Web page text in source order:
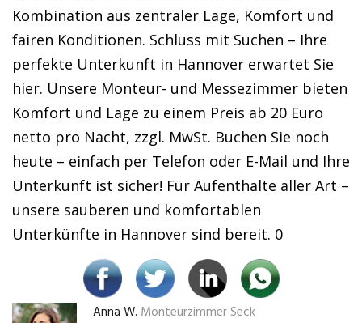
Kombination aus zentraler Lage, Komfort und
fairen Konditionen. Schluss mit Suchen – Ihre
perfekte Unterkunft in Hannover erwartet Sie
hier. Unsere Monteur- und Messezimmer bieten
Komfort und Lage zu einem Preis ab 20 Euro
netto pro Nacht, zzgl. MwSt. Buchen Sie noch
heute – einfach per Telefon oder E-Mail und Ihre
Unterkunft ist sicher! Für Aufenthalte aller Art –
unsere sauberen und komfortablen
Unterkünfte in Hannover sind bereit. 0
Anna W. Monteurzimmer Seck